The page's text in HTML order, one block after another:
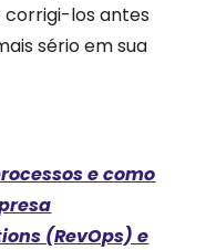
corrigi-los antes
sério em sua
e como
(RevOps) e